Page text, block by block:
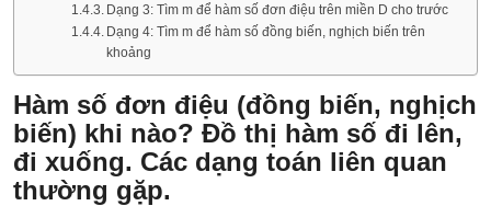
Dạng 3: Tìm m để hàm số đơn điệu trên miền D cho trước
Dạng 4: Tìm m để hàm số đồng biến, nghịch biến trên
khoảng
Hàm số đơn điệu (đồng biến, nghịch
biến) khi nào? Đồ thị hàm số đi lên,
đi xuống. Các dạng toán liên quan
thường gặp.